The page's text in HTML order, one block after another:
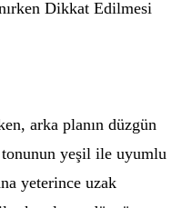
Dikkat Edilmesi
arka planın düzgün
yeşil ile uyumlu
yeterince uzak